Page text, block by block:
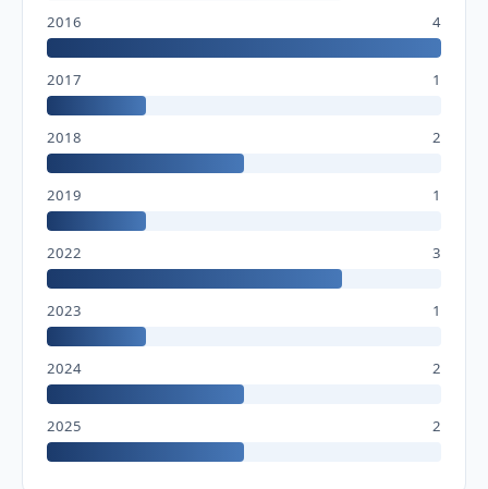
2016 4
2017 1
2018 2
2019 1
2022 3
2023 1
2024 2
2025 2